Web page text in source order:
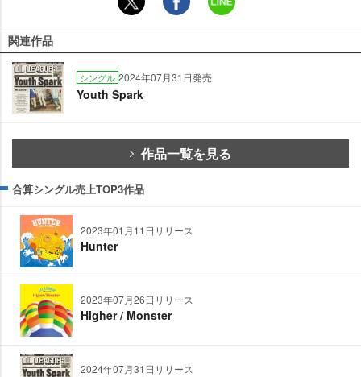
関連作品
シングル 2024年07月31日発売
Youth Spark
作品一覧を見る
合算シングル売上TOP3作品
2023年01月11日リリース
Hunter
2023年07月26日リリース
Higher / Monster
2024年07月31日リリース